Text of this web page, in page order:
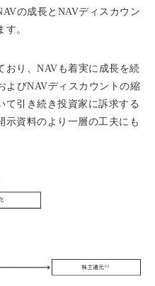
の成長とNAVディスカウン
。
おり、NAVも着実に成長を続
よびNAVディスカウントの縮
て引き続き投資家に訴求する
示資料のより一層の工夫にも